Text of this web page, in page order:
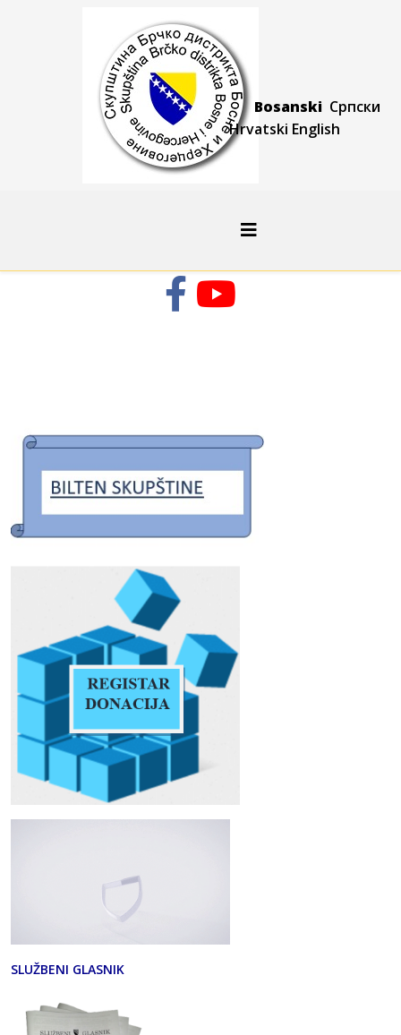
Bosanski Српски
Hrvatski English
SLUŽBENI GLASNIK